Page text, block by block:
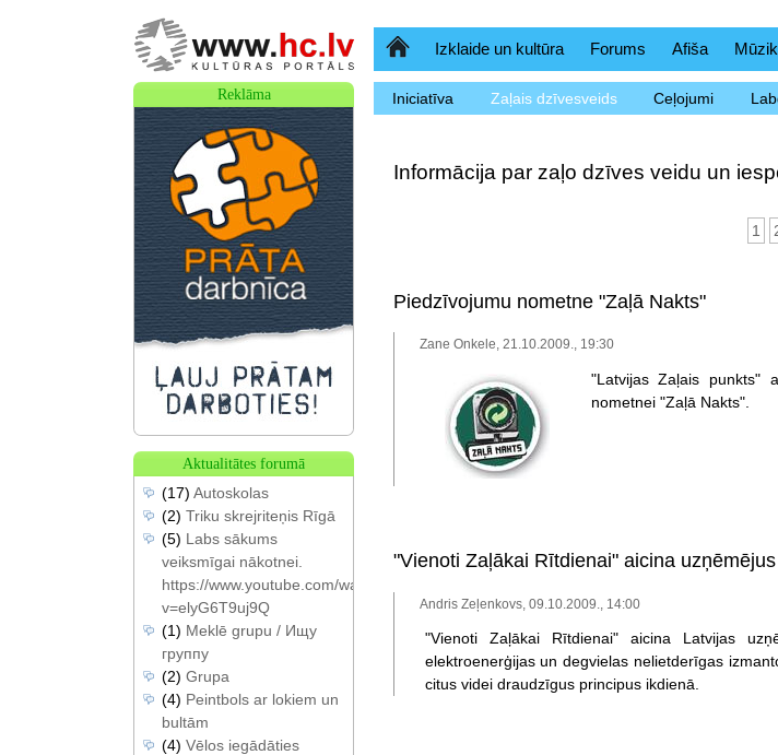
SākumlapaIzklaide un kultūra Forums Afiša
Iniciatīva Zaļais dzīvesveids Ceļojumi
Informācija par zaļo dzīves veidu un
1
Piedzīvojumu nometne "Zaļā Nakts"
Zane Onkele, 21.10.2009., 19:30
"Latvijas Zaļais punkts"
nometnei "Zaļā Nakts".
"Vienoti Zaļākai Rītdienai" aicina
Andris Zeļenkovs, 09.10.2009., 14:00
"Vienoti Zaļākai Rītdienai" aicina Latvijas
elektroenerģijas un degvielas nelietderīgas
citus videi draudzīgus principus ikdienā.
Reklāma
Aktualitātes forumā
(17) Autoskolas
(2) Triku skrejriteņis Rīgā
(5) Labs sākums
veiksmīgai nākotnei.
https://www.youtube.com/watch?
v=elyG6T9uj9Q
(1) Meklē grupu / Ищу
группу
(2) Grupa
(4) Peintbols ar lokiem un
bultām
(4) Vēlos iegādāties